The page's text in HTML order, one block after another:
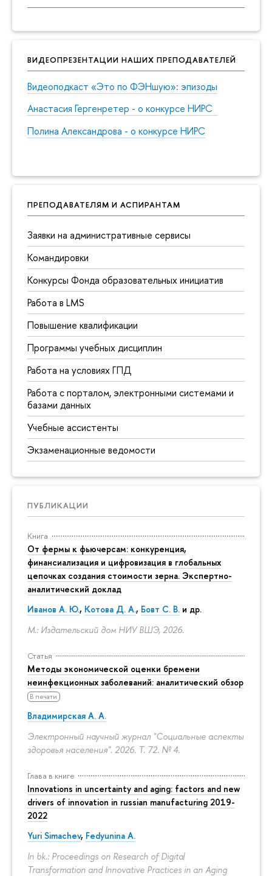
ВИДЕОПРЕЗЕНТАЦИИ НАШИХ ПРЕПОДАВАТЕЛЕЙ
Видеоподкаст «Это по ФЭНшую»: эпизоды
Анастасия Гергенретер - о конкурсе НИРС
Полина Александрова - о конкурсе НИРС
ПРЕПОДАВАТЕЛЯМ И АСПИРАНТАМ
Заявки на административные сервисы
Командировки
Конкурсы Фонда образовательных инициатив
Работа в LMS
Повышение квалификации
Программы учебных дисциплин
Работа на условиях ГПД
Работа с порталом, электронными системами и
базами данных
Учебные ассистенты
Экзаменационные ведомости
ПУБЛИКАЦИИ
Книга
От фермы к фьючерсам: конкуренция,
финансиализация и цифровизация в глобальных
цепочках создания стоимости зерна. Экспертно-
аналитический доклад
Иванов А. Ю., Котова Д. А., Бовт С. В. и др.
М.: Издательский дом НИУ ВШЭ, 2026.
Статья
Методы экономической оценки бремени
неинфекционных заболеваний: аналитический обзор
В печати
Владимирская А. А.
Электронный научный журнал "Социальные аспекты
здоровья населения". 2026. Т. 72. № 4.
Глава в книге
Innovations in uncertainty and aging: factors and new
drivers of innovation in russian manufacturing 2019-
2022
Yuri Simachev, Fedyunina A.
In bk.: Proceedings on Research of Digital
Transformation and Innovative Practices in an Aging